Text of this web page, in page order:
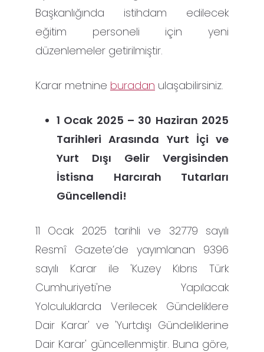
Başkanlığında istihdam edilecek
eğitim personeli için yeni
düzenlemeler getirilmiştir.
Karar metnine buradan ulaşabilirsiniz.
1 Ocak 2025 – 30 Haziran 2025
Tarihleri Arasında Yurt İçi ve
Yurt Dışı Gelir Vergisinden
İstisna Harcırah Tutarları
Güncellendi!
11 Ocak 2025 tarihli ve 32779 sayılı
Resmî Gazete’de yayımlanan 9396
sayılı Karar ile 'Kuzey Kıbrıs Türk
Cumhuriyeti'ne Yapılacak
Yolculuklarda Verilecek Gündeliklere
Dair Karar' ve 'Yurtdışı Gündeliklerine
Dair Karar' güncellenmiştir. Buna göre,